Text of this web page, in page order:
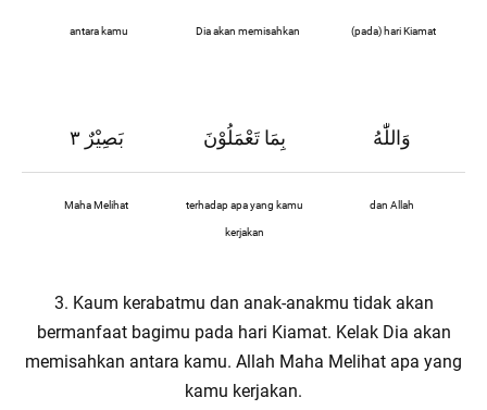
antara kamu Dia akan memisahkan (pada) hari Kiamat
بَصِيْرٌ ٣ بِمَا تَعْمَلُوْنَ وَاللّٰهُ
Maha Melihat terhadap apa yang kamu
kerjakan
dan Allah
3. Kaum kerabatmu dan anak-anakmu tidak akan
bermanfaat bagimu pada hari Kiamat. Kelak Dia akan
memisahkan antara kamu. Allah Maha Melihat apa yang
kamu kerjakan.